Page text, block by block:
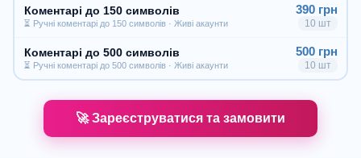
Коментарі до 150 символів
⏳ Ручні коментарі до 150 символів · Живі акаунти
390 грн
10 шт
Коментарі до 500 символів
⏳ Ручні коментарі до 500 символів · Живі акаунти
500 грн
10 шт
🚀 Зареєструватися та замовити